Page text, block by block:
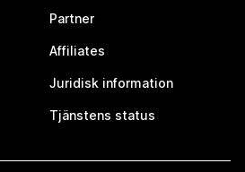
Partner
Affiliates
Juridisk information
Tjänstens status